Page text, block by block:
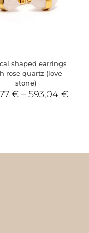
shaped earrings
rose quartz (love
stone)
€ –593,04€